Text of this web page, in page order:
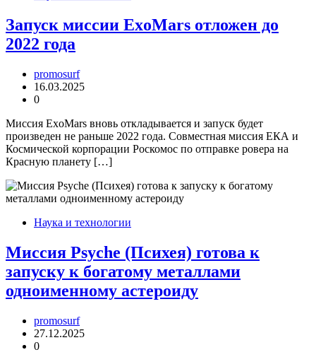
Запуск миссии ExoMars отложен до
2022 года
promosurf
16.03.2025
0
Миссия ExoMars вновь откладывается и запуск будет
произведен не раньше 2022 года. Совместная миссия ЕКА и
Космической корпорации Роскомос по отправке ровера на
Красную планету […]
Наука и технологии
Миссия Psyche (Психея) готова к
запуску к богатому металлами
одноименному астероиду
promosurf
27.12.2025
0